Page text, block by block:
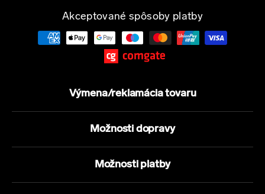
Akceptované spôsoby platby
Výmena/reklamácia tovaru
Možnosti dopravy
Možnosti platby